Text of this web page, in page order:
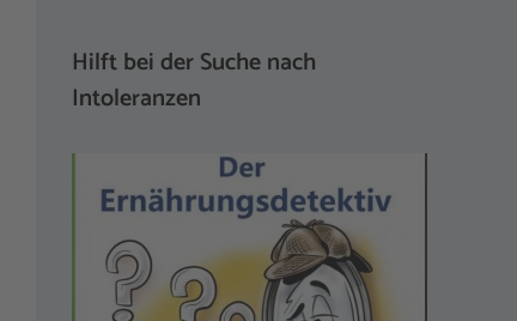
Hilft bei der Suche nach
Intoleranzen